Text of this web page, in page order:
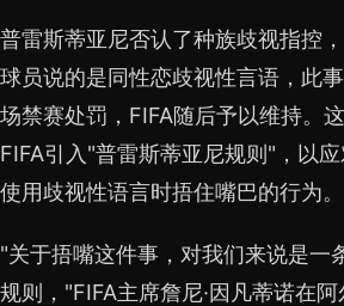
普雷斯蒂亚尼否认了种族歧视指控
球员说的是同性恋歧视性言语，此
场禁赛处罚，FIFA随后予以维持。
FIFA引入"普雷斯蒂亚尼规则"，以
使用歧视性语言时捂住嘴巴的行为。
"关于捂嘴这件事，对我们来说是一
规则，"FIFA主席詹尼·因凡蒂诺在